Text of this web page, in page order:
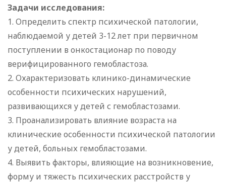
Задачи исследования:
1. Определить спектр психической патологии,
наблюдаемой у детей 3-12 лет при первичном
поступлении в онкостационар по поводу
верифицированного гемобластоза.
2. Охарактеризовать клинико-динамические
особенности психических нарушений,
развивающихся у детей с гемобластозами.
3. Проанализировать влияние возраста на
клинические особенности психической патологии
у детей, больных гемобластозами.
4. Выявить факторы, влияющие на возникновение,
форму и тяжесть психических расстройств у